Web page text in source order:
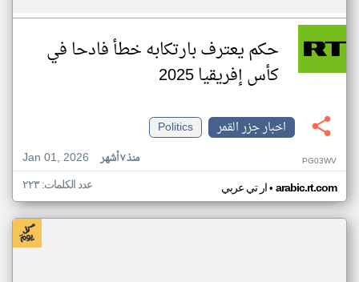
حكم يعترف بارتكابه خطأ فادحا في
كأس إفريقيا 2025
اخبار جزر القمر
Politics
Jan 01, 2026
منذ ٧ أشهر PG03WV
ار تي عربي• arabic.rt.com عدد الكلمات: ٢٢٣